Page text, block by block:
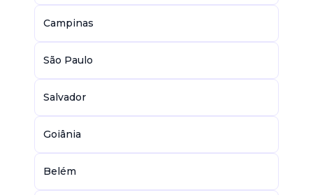
Campinas
São Paulo
Salvador
Goiânia
Belém